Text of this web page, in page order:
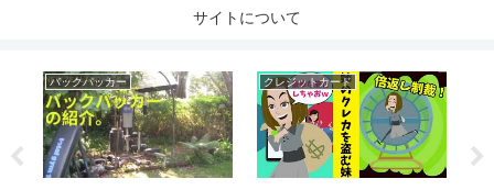
サイトについて
バックパッカー クレジットカード